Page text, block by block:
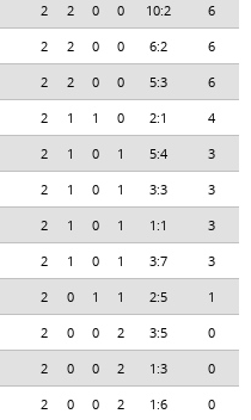
2 2 0 0 10:2
6
2 2 0 0 6:2
6
2 2 0 0 5:3
6
2 1 1 0 2:1
4
2 1 0 1 5:4
3
2 1 0 1 3:3
3
2 1 0 1 1:1
3
2 1 0 1 3:7
3
2 0 1 1 2:5
1
2 0 0 2 3:5
0
2 0 0 2 1:3
0
2 0 0 2 1:6 0